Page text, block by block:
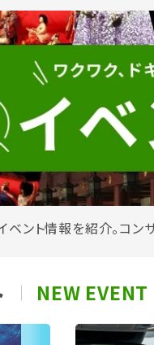
ント情報を紹介。コン
NEW EVENT